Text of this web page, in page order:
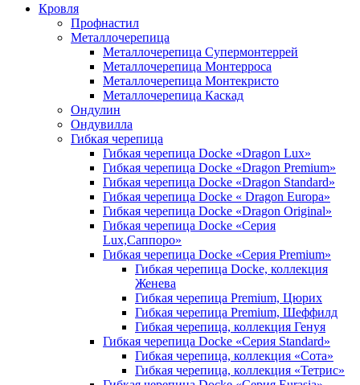
Кровля
Профнастил
Металлочерепица
Металлочерепица Супермонтеррей
Металлочерепица Монтерроса
Металлочерепица Монтекристо
Металлочерепица Каскад
Ондулин
Ондувилла
Гибкая черепица
Гибкая черепица Docke «Dragon Lux»
Гибкая черепица Docke «Dragon Premium»
Гибкая черепица Docke «Dragon Standard»
Гибкая черепица Docke « Dragon Europa»
Гибкая черепица Docke «Dragon Original»
Гибкая черепица Docke «Серия
Lux,Саппоро»
Гибкая черепица Docke «Серия Premium»
Гибкая черепица Docke, коллекция
Женева
Гибкая черепица Premium, Цюрих
Гибкая черепица Premium, Шеффилд
Гибкая черепица, коллекция Генуя
Гибкая черепица Docke «Серия Standard»
Гибкая черепица, коллекция «Сота»
Гибкая черепица, коллекция «Тетрис»